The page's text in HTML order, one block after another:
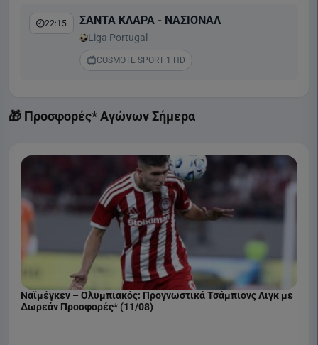
22:15 ΣΑΝΤΑ ΚΛΑΡΑ - ΝΑΣΙΟΝΑΛ
Liga Portugal
COSMOTE SPORT 1 HD
🎁 Προσφορές* Αγώνων Σήμερα
Ναϊμέγκεν – Ολυμπιακός: Προγνωστικά Τσάμπιονς Λιγκ με
Δωρεάν Προσφορές* (11/08)